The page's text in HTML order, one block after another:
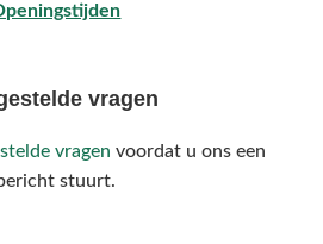
vragen
vragen voordat u ons een
stuurt.